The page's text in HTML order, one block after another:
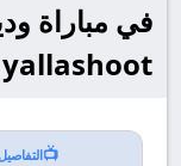
في مباراة
yallashoot
📺